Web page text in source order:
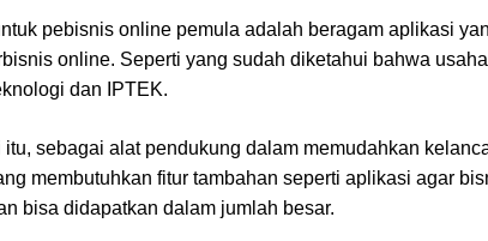
pebisnis online pemula adalah beragam aplikasi
online. Seperti yang sudah diketahui bahwa
dan IPTEK.
itu, sebagai alat pendukung dalam memudahkan
membutuhkan fitur tambahan seperti aplikasi agar
bisa didapatkan dalam jumlah besar.